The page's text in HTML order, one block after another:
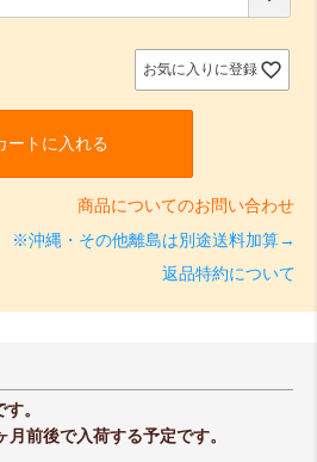
お気に入りに登録
ートに入れる
商品についてのお問い合わせ
※沖縄・その他離島は別途送料加算→
返品特約について
。
前後で入荷する予定です。